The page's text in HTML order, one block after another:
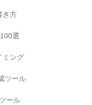
き方
選
ミング
ツール
ール